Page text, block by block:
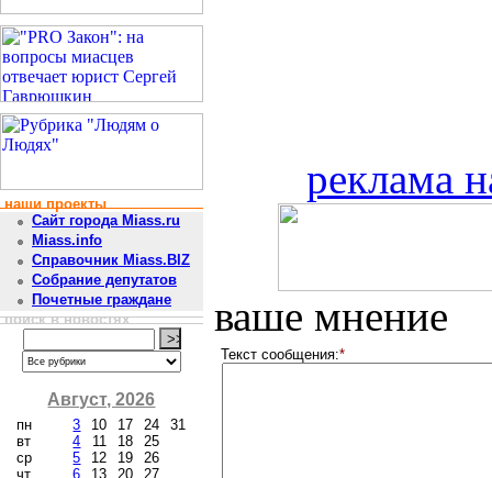
наши проекты
Сайт города Miass.ru
Miass.info
Справочник Miass.BIZ
Собрание депутатов
Почетные граждане
поиск в новостях
Август, 2026
пн
вт
ср
чт
3
4
5
6
10
11
12
13
17
18
19
20
24
25
26
27
31
реклама
ваше мнение
Текст сообщения:*